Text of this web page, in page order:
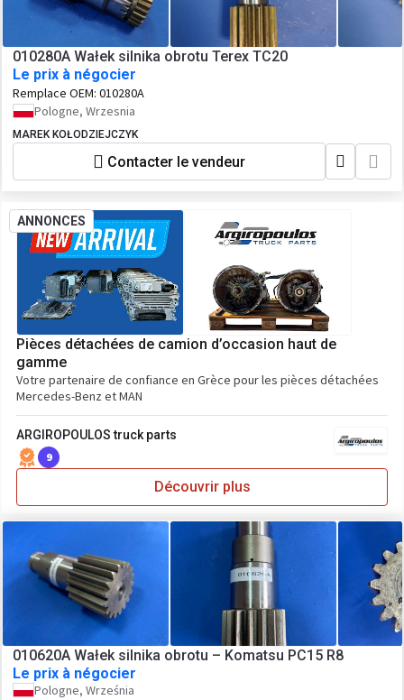
010280A Wałek silnika obrotu Terex TC20
Le prix à négocier
Remplace OEM: 010280A
Pologne, Wrzesnia
MAREK KOŁODZIEJCZYK
Contacter le vendeur
ANNONCES
Pièces détachées de camion d’occasion haut de
gamme
Votre partenaire de confiance en Grèce pour les pièces détachées
Mercedes-Benz et MAN
ARGIROPOULOS truck parts
9
Découvrir plus
010620A Wałek silnika obrotu – Komatsu PC15 R8
Le prix à négocier
Pologne, Września